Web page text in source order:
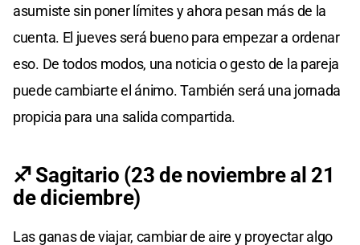
asumiste sin poner límites y ahora pesan más de la
cuenta. El jueves será bueno para empezar a ordenar
eso. De todos modos, una noticia o gesto de la pareja
puede cambiarte el ánimo. También será una jornada
propicia para una salida compartida.
♐ Sagitario (23 de noviembre al 21
de diciembre)
Las ganas de viajar, cambiar de aire y proyectar algo